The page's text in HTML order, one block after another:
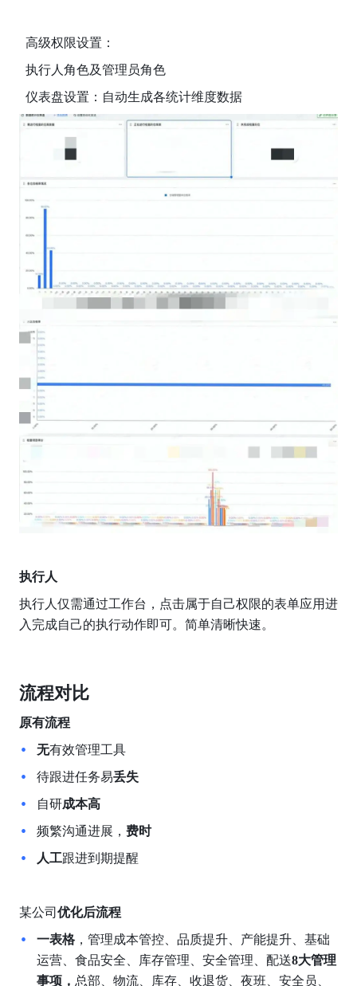
  高级权限设置：
  执行人角色及管理员角色
  仪表盘设置：自动生成各统计维度数据
执行人
执行人仅需通过工作台，点击属于自己权限的表单应用进
入完成自己的执行动作即可。简单清晰快速。
流程对比
原有流程
无有效管理工具
待跟进任务易丢失
自研成本高
频繁沟通进展， 费时
人工跟进到期提醒
某公司 优化后流程
一表格，管理成本管控、品质提升、产能提升、基础
运营、食品安全、库存管理、安全管理、配送8大管理
事项， 总部、物流、库存、收退货、夜班、安全员、